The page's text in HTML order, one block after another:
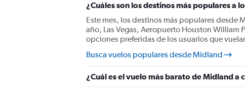
¿Cuáles son los destinos más populares a
Este mes, los destinos más populares desde
año, Las Vegas, Aeropuerto Houston William
opciones preferidas de los usuarios que
Busca vuelos populares desde Midland
¿Cuál es el vuelo más barato de Midland a